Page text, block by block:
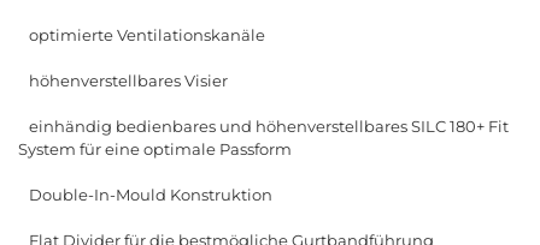
optimierte Ventilationskanäle
höhenverstellbares Visier
einhändig bedienbares und höhenverstellbares SILC 180+ Fit
System für eine optimale Passform
Double-In-Mould Konstruktion
Flat Divider für die bestmögliche Gurtbandführung